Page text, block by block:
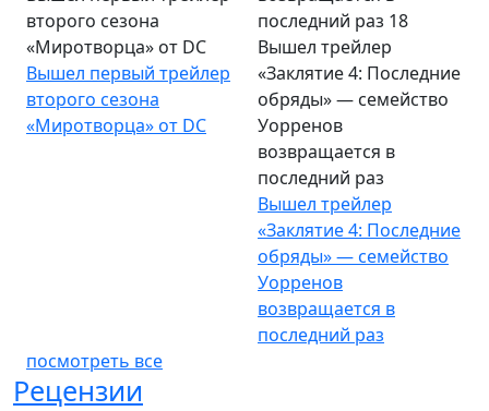
второго сезона
«Миротворца» от DC
Вышел первый трейлер
второго сезона
«Миротворца» от DC
Вышел трейлер
«Заклятие 4: Последние
обряды» — семейство
Уорренов
возвращается в
последний раз
Вышел трейлер
«Заклятие 4: Последние
обряды» — семейство
Уорренов
возвращается в
последний раз
посмотреть все
Рецензии